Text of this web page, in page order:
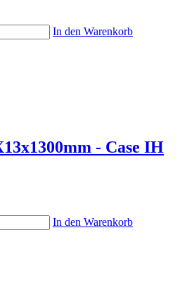
In den Warenkorb
- Case IH
In den Warenkorb